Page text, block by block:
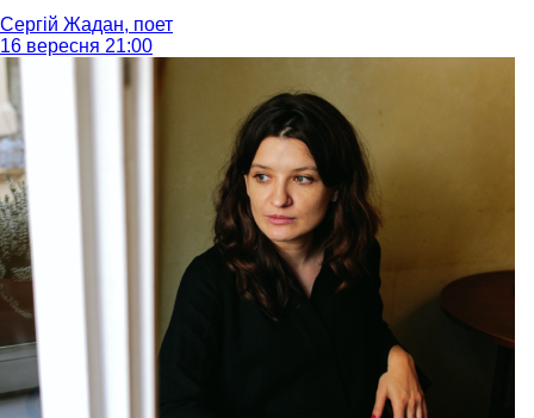
Сергій Жадан, поет
16 вересня 21:00